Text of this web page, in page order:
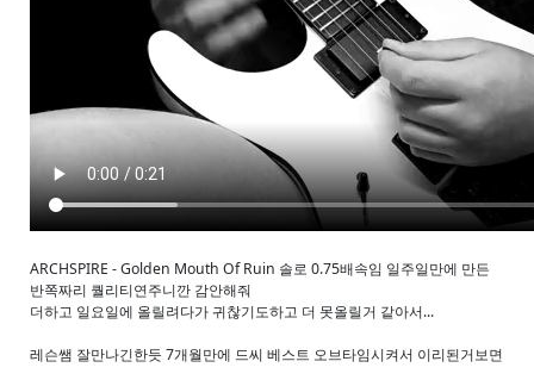
ARCHSPIRE - Golden Mouth Of Ruin 솔로 0.75배속임 일주일만에 만든
반쪽짜리 퀄리티연주니깐 감안해줘
더하고 일요일에 올릴려다가 귀찮기도하고 더 못올릴거 같아서...
레슨쌤 잘만나긴한듯 7개월만에 드씨 베스트 오브타임시켜서 이리된거보면